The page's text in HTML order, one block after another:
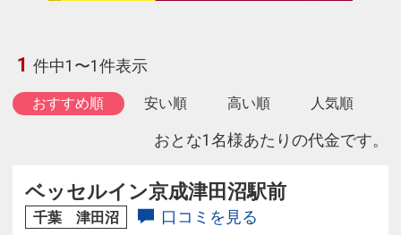
1 件中1〜1件表示
おすすめ順 安い順 高い順 人気順
おとな1名様あたりの代金です。
ベッセルイン京成津田沼駅前
千葉 津田沼 口コミを見る